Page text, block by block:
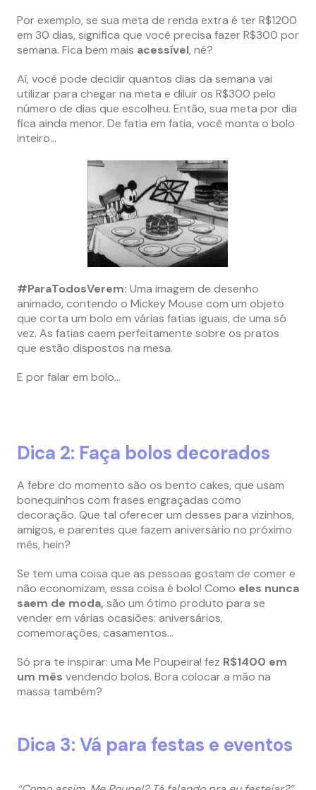
Por exemplo, se sua meta de renda extra é ter R$1200
em 30 dias, significa que você precisa fazer R$300 por
semana. Fica bem mais acessível, né?
Aí, você pode decidir quantos dias da semana vai
utilizar para chegar na meta e diluir os R$300 pelo
número de dias que escolheu. Então, sua meta por dia
fica ainda menor. De fatia em fatia, você monta o bolo
inteiro…
#ParaTodosVerem: Uma imagem de desenho
animado, contendo o Mickey Mouse com um objeto
que corta um bolo em várias fatias iguais, de uma só
vez. As fatias caem perfeitamente sobre os pratos
que estão dispostos na mesa.
E por falar em bolo…
Dica 2: Faça bolos decorados
A febre do momento são os bento cakes, que usam
bonequinhos com frases engraçadas como
decoração. Que tal oferecer um desses para vizinhos,
amigos, e parentes que fazem aniversário no próximo
mês, hein?
Se tem uma coisa que as pessoas gostam de comer e
não economizam, essa coisa é bolo! Como eles nunca
saem de moda, são um ótimo produto para se
vender em várias ocasiões: aniversários,
comemorações, casamentos…
Só pra te inspirar: uma Me Poupeira! fez R$1400 em
um mês vendendo bolos. Bora colocar a mão na
massa também?
Dica 3: Vá para festas e eventos